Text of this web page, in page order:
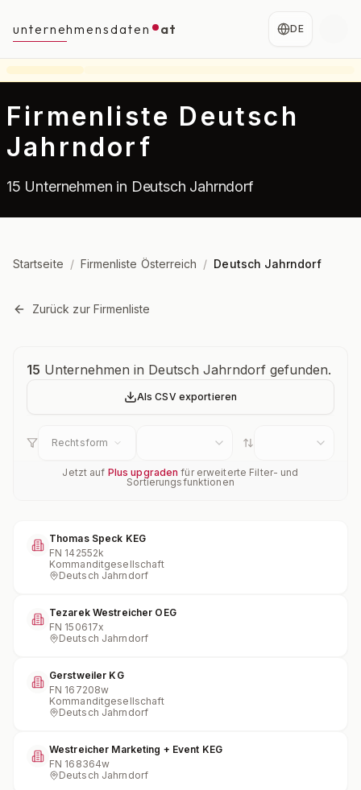
unternehmensdaten at DE
Firmenliste Deutsch
Jahrndorf
15 Unternehmen in Deutsch Jahrndorf
Startseite / Firmenliste Österreich / Deutsch Jahrndorf
Zurück zur Firmenliste
Unternehmensübersicht
15 Unternehmen in Deutsch Jahrndorf gefunden.
Als CSV exportieren
Rechtsform
Jetzt auf Plus upgraden für erweiterte Filter- und
Sortierungsfunktionen
Thomas Speck KEG
FN 142552k
Kommanditgesellschaft
Deutsch Jahrndorf
Tezarek Westreicher OEG
FN 150617x
Deutsch Jahrndorf
Gerstweiler KG
FN 167208w
Kommanditgesellschaft
Deutsch Jahrndorf
Westreicher Marketing + Event KEG
FN 168364w
Deutsch Jahrndorf